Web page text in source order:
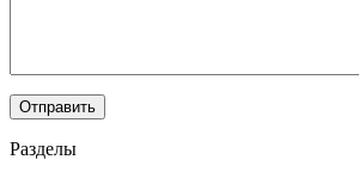
Разделы